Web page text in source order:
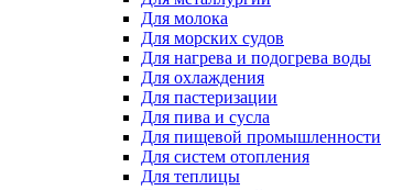
Для молока
Для морских судов
Для нагрева и подогрева воды
Для охлаждения
Для пастеризации
Для пива и сусла
Для пищевой промышленности
Для систем отопления
Для теплицы